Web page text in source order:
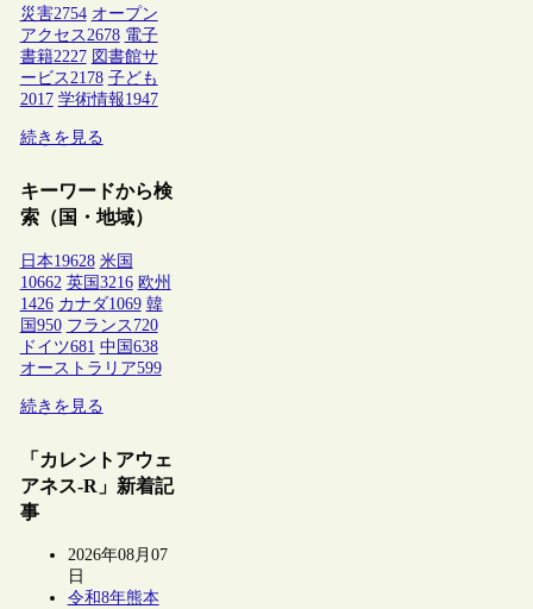
災害2754 オープン
アクセス2678 電子
書籍2227 図書館サ
ービス2178 子ども
2017 学術情報1947
続きを見る
キーワードから検
索（国・地域）
日本19628 米国
10662 英国3216 欧州
1426 カナダ1069 韓
国950 フランス 720
ドイツ681 中国638
オーストラリア599
続きを見る
「カレントアウェ
アネス-R」新着記
事
2026年08月07
日
令和8年熊本